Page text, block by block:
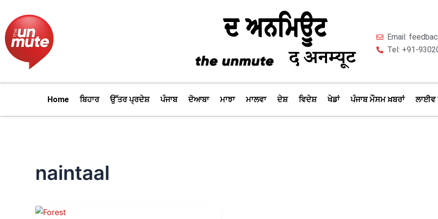
content
Email:
Tel: +91-
Home ਬਿਹਾਰ ਉੱਤਰ ਪ੍ਰਦੇਸ਼ ਪੰਜਾਬ ਦੋਆਬਾ ਮਾਝਾ ਮਾਲਵਾ ਦੇਸ਼ ਵਿਦੇਸ਼ ਖੇਡਾਂ ਪੰਜਾਬ ਮੌਸਮ ਖ਼ਬਰਾਂ ਲਾਈਵ
naintaal